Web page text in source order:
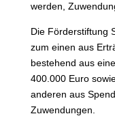
werden,
Die Förderstiftung
zum einen aus
bestehend aus
400.000 Euro
anderen aus
Zuwendungen.